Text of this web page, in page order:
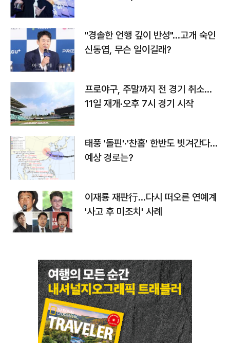
"경솔한 언행 깊이 반성"…고개 숙인
신동엽, 무슨 일이길래?
프로야구, 주말까지 전 경기 취소…
11일 재개·오후 7시 경기 시작
태풍 '돌핀'·'찬홈' 한반도 빗겨간다…
예상 경로는?
이재룡 재판行…다시 떠오른 연예계
'사고 후 미조치' 사례